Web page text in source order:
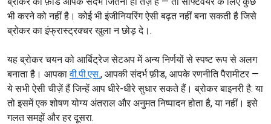
भी करने को नहीं है। कोई भी इंजीनियरिंग ऐसी बढ़त नहीं बना सकती है जिसे
ब्रोकर का इंफ्रास्ट्रक्चर खुला न छोड़ दे।.
यह ब्रोकर चयन को आर्बिट्रेज सेटअप में अन्य निर्णयों से स्पष्ट रूप से अलग
बनाता है। आपकावी.पी.एस., आपकी संदर्भ फ़ीड, आपके रणनीति पैरामीटर —
ये सभी ऐसी चीज़ें हैं जिन्हें आप धीरे-धीरे सुधार सकते हैं। ब्रोकर बाइनरी है: या
तो इसमें एक शोषण योग्य अंतराल और अनुमत निष्पादन होता है, या नहीं। इसे
गलत समझें और हर दूसरा.